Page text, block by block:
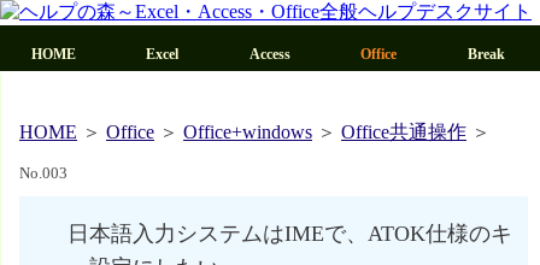
HOME Excel Access Office
HOME ＞ Office ＞ Office+windows ＞ Office共通操作 ＞
No.003
日本語入力システムはIMEで、ATOK仕様のキ